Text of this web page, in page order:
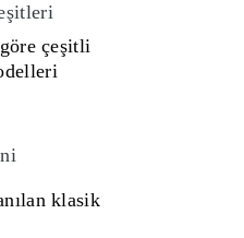
çeşitli
klasik